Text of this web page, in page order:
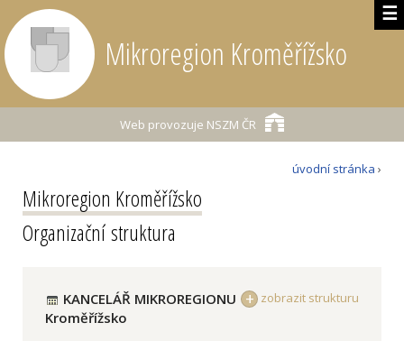
☰
Mikroregion Kroměřížsko
Web provozuje NSZM ČR
úvodní stránka ›
Mikroregion Kroměřížsko
Organizační struktura
zobrazit strukturu
KANCELÁŘ MIKROREGIONU
Kroměřížsko